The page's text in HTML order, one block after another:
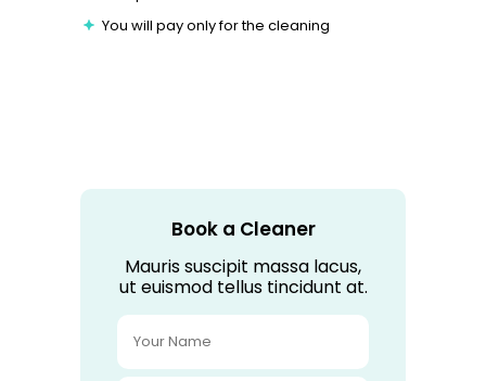
You will pay only for the cleaning
Book a Cleaner
Mauris suscipit massa lacus,
ut euismod tellus tincidunt at.